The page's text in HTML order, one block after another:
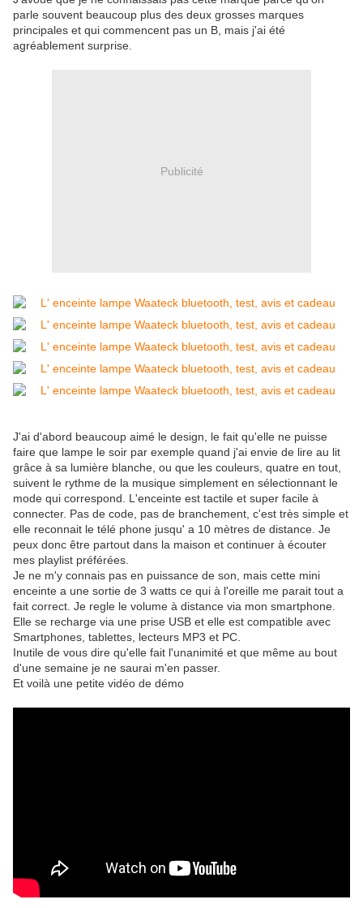
parle souvent beaucoup plus des deux grosses marques
principales et qui commencent pas un B, mais j'ai été
agréablement surprise.
Publicité
J'ai d'abord beaucoup aimé le design, le fait qu'elle ne puisse
faire que lampe le soir par exemple quand j'ai envie de lire au lit
grâce à sa lumière blanche, ou que les couleurs, quatre en tout,
suivent le rythme de la musique simplement en sélectionnant le
mode qui correspond. L'enceinte est tactile et super facile à
connecter. Pas de code, pas de branchement, c'est très simple et
elle reconnait le télé phone jusqu' a 10 mètres de distance. Je
peux donc être partout dans la maison et continuer à écouter
mes playlist préférées.
Je ne m'y connais pas en puissance de son, mais cette mini
enceinte a une sortie de 3 watts ce qui à l'oreille me parait tout a
fait correct. Je regle le volume à distance via mon smartphone.
Elle se recharge via une prise USB et elle est compatible avec
Smartphones, tablettes, lecteurs MP3 et PC.
Inutile de vous dire qu'elle fait l'unanimité et que même au bout
d'une semaine je ne saurai m'en passer.
Et voilà une petite vidéo de démo